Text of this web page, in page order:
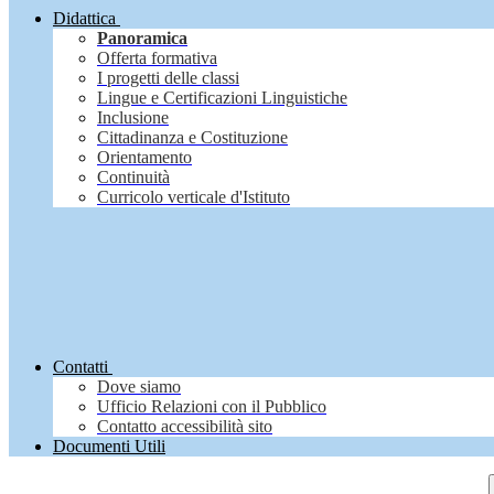
Didattica
Panoramica
Offerta formativa
I progetti delle classi
Lingue e Certificazioni Linguistiche
Inclusione
Cittadinanza e Costituzione
Orientamento
Continuità
Curricolo verticale d'Istituto
Contatti
Dove siamo
Ufficio Relazioni con il Pubblico
Contatto accessibilità sito
Documenti Utili